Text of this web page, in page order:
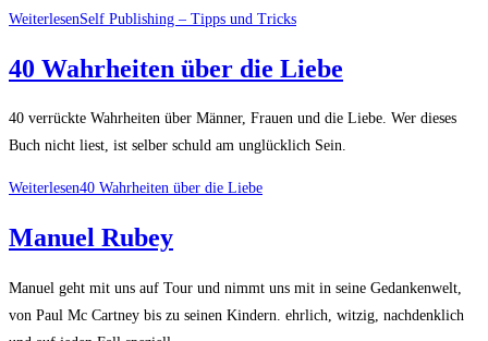
WeiterlesenSelf Publishing – Tipps und Tricks
40 Wahrheiten über die Liebe
40 verrückte Wahrheiten über Männer, Frauen und die Liebe. Wer dieses
Buch nicht liest, ist selber schuld am unglücklich Sein.
Weiterlesen40 Wahrheiten über die Liebe
Manuel Rubey
Manuel geht mit uns auf Tour und nimmt uns mit in seine Gedankenwelt,
von Paul Mc Cartney bis zu seinen Kindern. ehrlich, witzig, nachdenklich